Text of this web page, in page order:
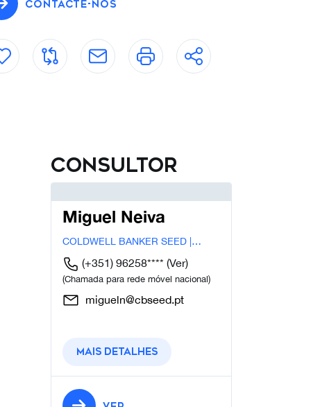
CONTACTE-NOS
Consultor
Miguel Neiva
COLDWELL BANKER SEED |
LISBOA
(+351) 96258**** (Ver)
(Chamada para rede móvel nacional)
migueln@cbseed.pt
Mais detalhes